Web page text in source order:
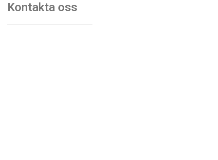
Kontakta oss